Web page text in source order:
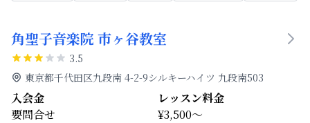
角聖子音楽院 市ヶ谷教室
3.5
東京都千代田区九段南 4-2-9シルキーハイツ 九段南503
入会金
要問合せ
レッスン料金
¥3,500～